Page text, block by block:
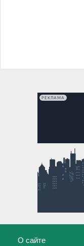
РЕКЛАМА
О сайте